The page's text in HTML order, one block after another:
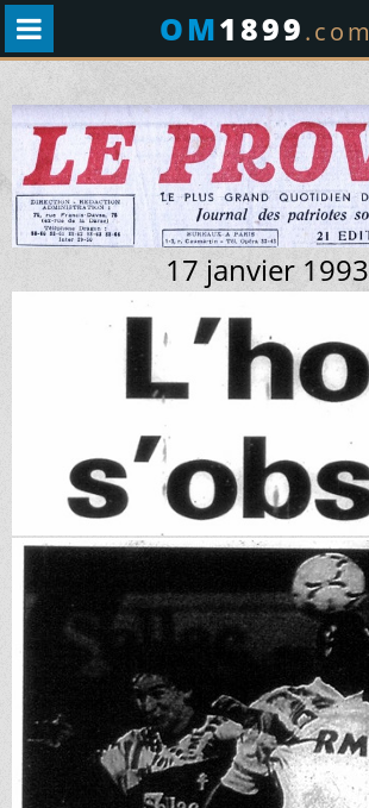
OM1899.com
17 janvier 1993